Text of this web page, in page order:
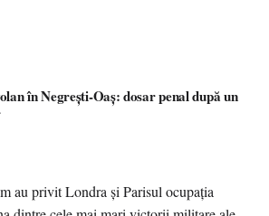
în Negrești-Oaș: dosar penal după un